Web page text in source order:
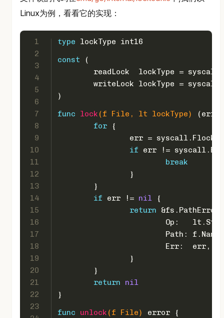
Linux为例，看看它的实现：
1
2
3
4
5
6
7
8
9
10
11
12
13
14
15
16
17
18
19
20
21
22
23
type lockType int16
const (
readLock  lockType =
writeLock lockType =
)
func
lock (f File, lt lockType) (err
for {
		err = syscall.Flock(
if err !=
break
		}
	}
if err != nil {
return &fs.PathError{
Op:
Path:
			Err:  err,
		}
	}
return
nil
}
func
unlock (f File) error {